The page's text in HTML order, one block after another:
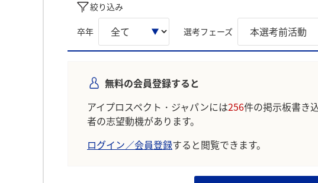
絞り込み
卒年 選考フェーズ
無料の会員登録すると
アイプロスペクト・ジャパンには256件の掲示板書き
者の志望動機があります。
ログイン／会員登録すると閲覧できます。